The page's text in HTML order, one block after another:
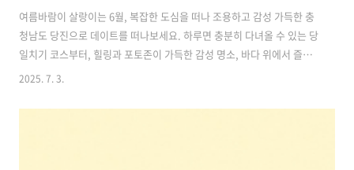
여름바람이 살랑이는 6월, 복잡한 도심을 떠나 조용하고 감성 가득한 충
청남도 당진으로 데이트를 떠나보세요. 하루면 충분히 다녀올 수 있는 당
일치기 코스부터, 힐링과 포토존이 가득한 감성 명소, 바다 위에서 즐기
는 특별한 식사까지!이 글에서는 도보로 가능한 반나절 코스부터 차량 이
소개합니다.특히 뚜벅이 커플들도 걱정 없는 여행 코스와 당진 대표 맛집
2025. 7. 3.